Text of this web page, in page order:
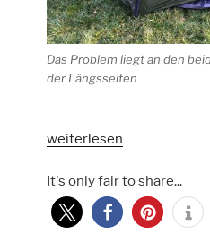
Das Problem liegt an den
der Längsseiten
„Zelt-
an
meinem
Vango
weiterlesen
It's only fair to share...